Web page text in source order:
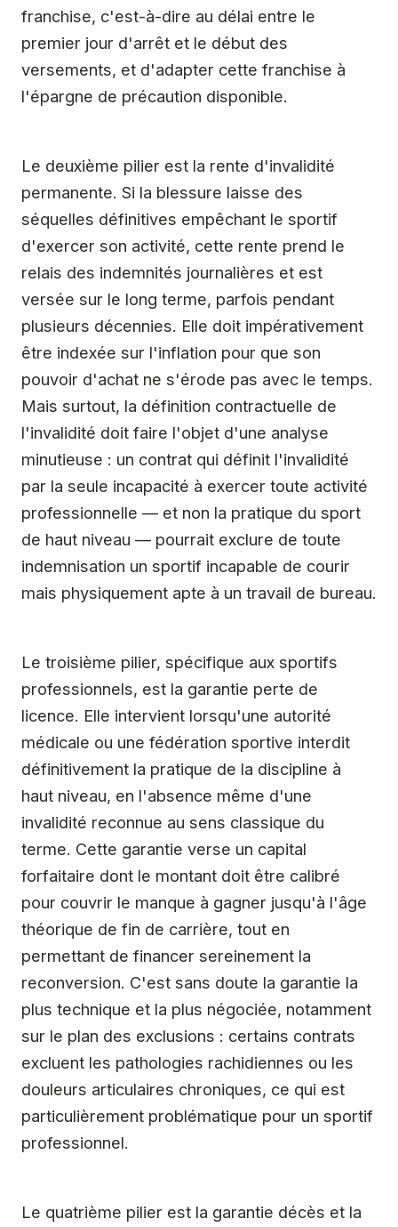
franchise, c'est-à-dire au délai entre le
premier jour d'arrêt et le début des
versements, et d'adapter cette franchise à
l'épargne de précaution disponible.
Le deuxième pilier est la rente d'invalidité
permanente. Si la blessure laisse des
séquelles définitives empêchant le sportif
d'exercer son activité, cette rente prend le
relais des indemnités journalières et est
versée sur le long terme, parfois pendant
plusieurs décennies. Elle doit impérativement
être indexée sur l'inflation pour que son
pouvoir d'achat ne s'érode pas avec le temps.
Mais surtout, la définition contractuelle de
l'invalidité doit faire l'objet d'une analyse
minutieuse : un contrat qui définit l'invalidité
par la seule incapacité à exercer toute activité
professionnelle — et non la pratique du sport
de haut niveau — pourrait exclure de toute
indemnisation un sportif incapable de courir
mais physiquement apte à un travail de bureau.
Le troisième pilier, spécifique aux sportifs
professionnels, est la garantie perte de
licence. Elle intervient lorsqu'une autorité
médicale ou une fédération sportive interdit
définitivement la pratique de la discipline à
haut niveau, en l'absence même d'une
invalidité reconnue au sens classique du
terme. Cette garantie verse un capital
forfaitaire dont le montant doit être calibré
pour couvrir le manque à gagner jusqu'à l'âge
théorique de fin de carrière, tout en
permettant de financer sereinement la
reconversion. C'est sans doute la garantie la
plus technique et la plus négociée, notamment
sur le plan des exclusions : certains contrats
excluent les pathologies rachidiennes ou les
douleurs articulaires chroniques, ce qui est
particulièrement problématique pour un sportif
professionnel.
Le quatrième pilier est la garantie décès et la